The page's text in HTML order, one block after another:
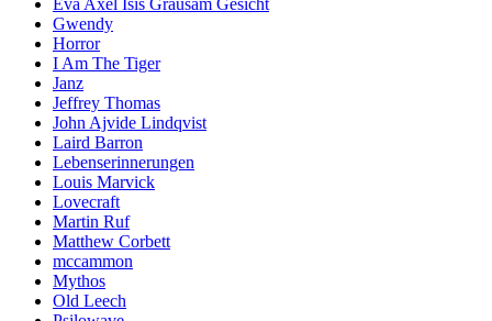
Eva Axel Isis Grausam Gesicht
Gwendy
Horror
I Am The Tiger
Janz
Jeffrey Thomas
John Ajvide Lindqvist
Laird Barron
Lebenserinnerungen
Louis Marvick
Lovecraft
Martin Ruf
Matthew Corbett
mccammon
Mythos
Old Leech